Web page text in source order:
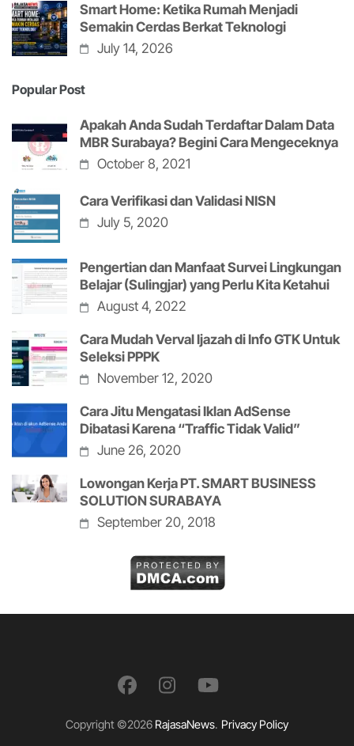
Smart Home: Ketika Rumah Menjadi
Semakin Cerdas Berkat Teknologi
July 14, 2026
Popular Post
Apakah Anda Sudah Terdaftar Dalam Data
MBR Surabaya? Begini Cara Mengeceknya
October 8, 2021
Cara Verifikasi dan Validasi NISN
July 5, 2020
Pengertian dan Manfaat Survei Lingkungan
Belajar (Sulingjar) yang Perlu Kita Ketahui
August 4, 2022
Cara Mudah Verval Ijazah di Info GTK Untuk
Seleksi PPPK
November 12, 2020
Cara Jitu Mengatasi Iklan AdSense
Dibatasi Karena “Traffic Tidak Valid”
June 26, 2020
Lowongan Kerja PT. SMART BUSINESS
SOLUTION SURABAYA
September 20, 2018
Copyright ©2026 RajasaNews. Privacy Policy